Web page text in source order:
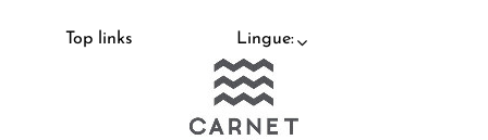
Top links Lingue: